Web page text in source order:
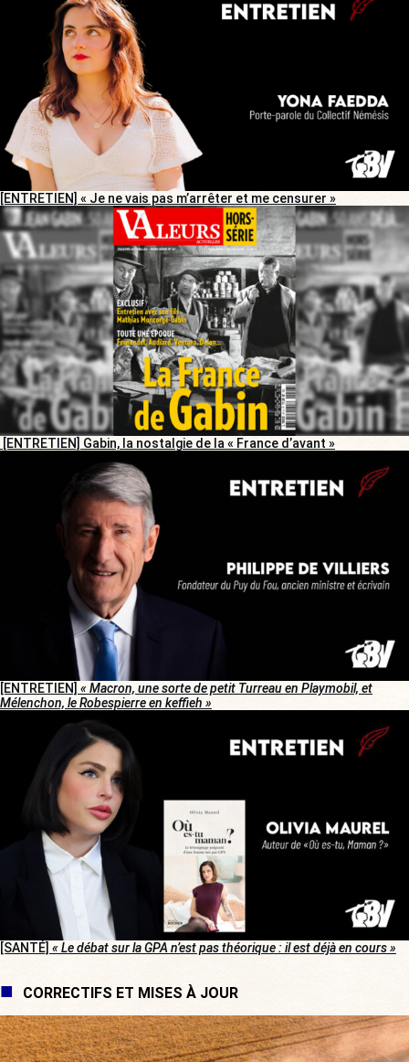
[ENTRETIEN] « Je ne vais pas m’arrêter et me censurer »
[ENTRETIEN] Gabin, la nostalgie de la « France d’avant »
[ENTRETIEN] « Macron, une sorte de petit Turreau en Playmobil, et
Mélenchon, le Robespierre en keffieh »
[SANTÉ] « Le débat sur la GPA n’est pas théorique : il est déjà en cours »
CORRECTIFS ET MISES À JOUR